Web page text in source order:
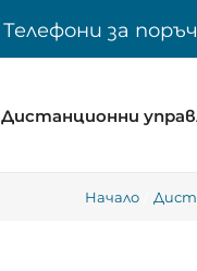
Телефони за
Дистанционни
Начало